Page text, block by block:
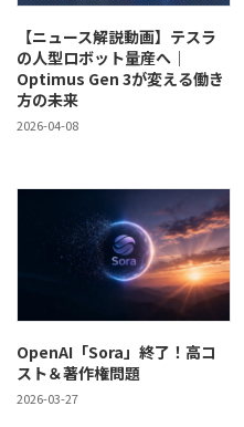
【ニュース解説動画】テスラ
の人型ロボット量産へ｜
Optimus Gen 3が変える働き
方の未来
2026-04-08
OpenAI「Sora」終了！高コ
スト＆著作権問題
2026-03-27